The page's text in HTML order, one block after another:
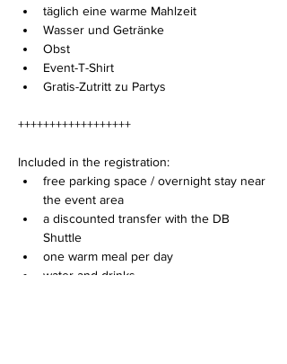
täglich eine warme Mahlzeit
Wasser und Getränke
Obst
Event-T-Shirt
Gratis-Zutritt zu Partys
++++++++++++++++++
Included in the registration:
free parking space / overnight stay near
the event area
a discounted transfer with the DB
Shuttle
one warm meal per day
water and drinks